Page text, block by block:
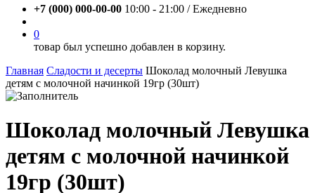
+7 (000) 000-00-00 10:00 - 21:00 / Eжедневно
0
товар был успешно добавлен в корзину.
Главная Сладости и десерты Шоколад молочный Левушка
детям с молочной начинкой 19гр (30шт)
Шоколад молочный Левушка
детям с молочной начинкой
19гр (30шт)